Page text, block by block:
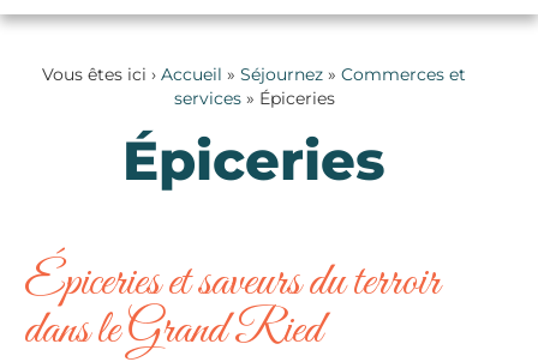
Vous êtes ici ›Accueil »Séjournez »Commerces et
services» Épiceries
Épiceries
Épiceries et saveurs du terroir
dans le Grand Ried